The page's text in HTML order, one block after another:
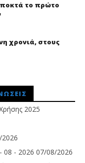
το πρώτο
χρονιά, στους
2025
- 2026 07/08/2026